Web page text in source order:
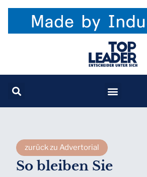
zurück zu Advertorial
So bleiben Sie